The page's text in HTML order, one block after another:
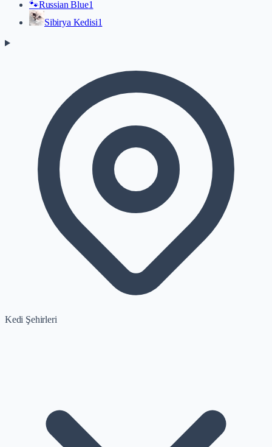
🐾Russian Blue1
Sibirya Kedisi1
Kedi Şehirleri